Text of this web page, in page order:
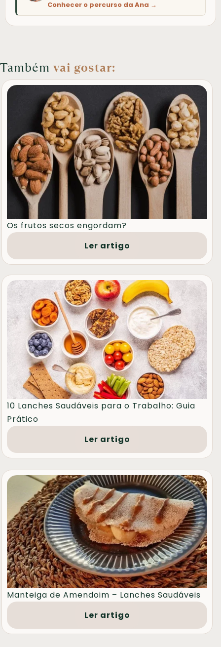
Conhecer o percurso da Ana →
Também vai gostar:
Os frutos secos engordam?
Ler artigo
10 Lanches Saudáveis para o Trabalho: Guia
Prático
Ler artigo
Manteiga de Amendoim – Lanches Saudáveis
Ler artigo